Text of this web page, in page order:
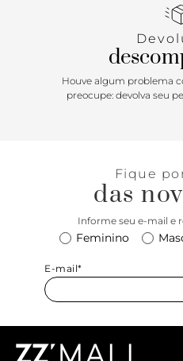
Houve algum problema
preocupe: devolva seu
Fique
das
Informe seu e-mail e
Feminino
E-mail*